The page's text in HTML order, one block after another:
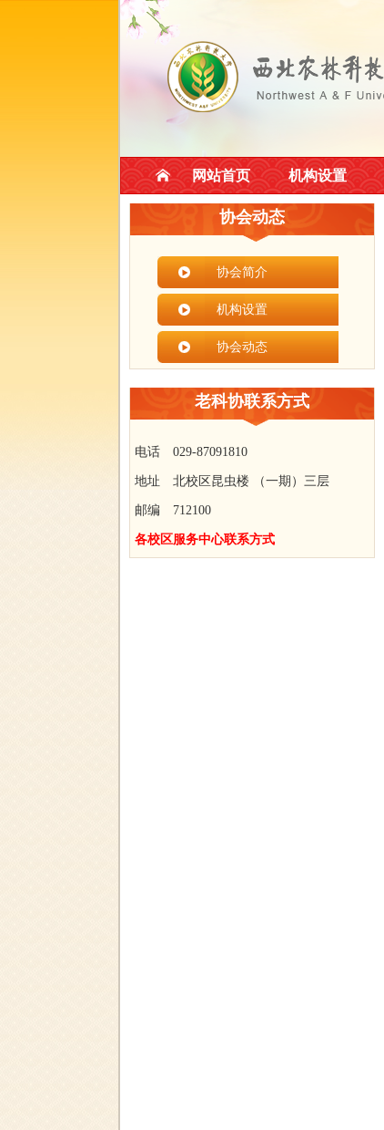
网站首页 机构设置
协会动态
协会简介
机构设置
协会动态
老科协联系方式
电话 029-87091810
地址 北校区昆虫楼 （一期）三层
邮编 712100
各校区服务中心联系方式